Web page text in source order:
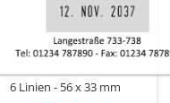
6 Linien 56 x 33 mm